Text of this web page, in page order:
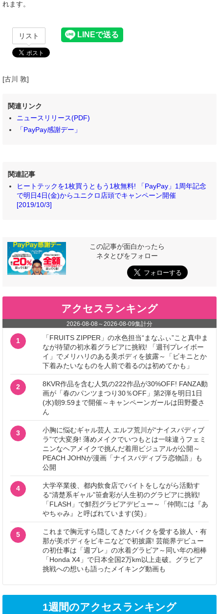
れます。
リスト
[古川 敦]
関連リンク
ニュースリリース(PDF)
「PayPay感謝デー」
関連記事
ヒートテックを1枚買うともう1枚無料! 「PayPay」1周年記念
で明日4日(金)からユニクロ店頭でキャンペーン開催
[2019/10/3]
この記事が面白かったら
ネタとぴをフォロー
アクセスランキング
2026-08-08 ～ 2026-08-09集計分
1
「FRUITS ZIPPER」の水色担当“まなふぃ”こと真中ま
なが待望の初水着グラビアに挑戦! 「週刊プレイボー
イ」でメリハリのある美ボディを披露～「ビキニとか
下着みたいなものを人前で着るのは初めてかも」
2
8KVR作品を含む人気の222作品が30%OFF! FANZA動
画が「春のパンツまつり30％OFF」第2弾を明日1日
(水)朝9:59まで開催～キャンペーンガールは田野憂さ
ん
3
小胸に悩むギャル芸人 エルフ荒川が“ナイスバディブ
ラ”で大変身! 薄めメイクでいつもとは一味違うフェミ
ニンなヘアメイクで挑んだ着用ビジュアルが公開～
PEACH JOHNが漫画「ナイスバディブラ恋物語」も
公開
4
大学卒業後、都内飲食店でバイトをしながら活動す
る“清楚系ギャル”笹倉彩が人生初のグラビアに挑戦!
「FLASH」で鮮烈グラビアデビュー～「仲間には『あ
やちゃみ』と呼ばれています(笑)」
5
これまで胸元すら隠してきたバイクを愛する旅人・有
那が美ボディをビキニなどで初披露! 芸能界デビュー
の初仕事は「週プレ」の水着グラビア～同い年の相棒
「Honda X4」で日本全国2万km以上走破。グラビア
挑戦への想いも語ったメイキング動画も
1週間のアクセスランキング